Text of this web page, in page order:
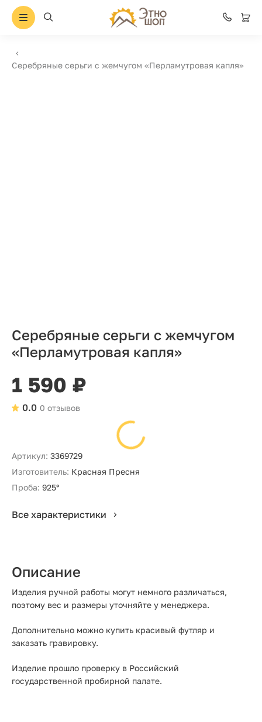
Серебряные серьги с жемчугом «Перламутровая капля»
Серебряные серьги с жемчугом
«Перламутровая капля»
1 590 ₽
0 отзывов
0.0
Артикул: 3369729
Изготовитель: Красная Пресня
Проба: 925°
Все характеристики
Описание
Изделия ручной работы могут немного различаться,
поэтому вес и размеры уточняйте у менеджера.
Дополнительно можно купить красивый футляр и
заказать гравировку.
Изделие прошло проверку в Российский
государственной пробирной палате.